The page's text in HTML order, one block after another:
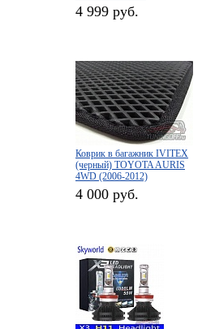
4 999 руб.
Коврик в багажник IVITEX
(черный) TOYOTA AURIS
4WD (2006-2012)
4 000 руб.